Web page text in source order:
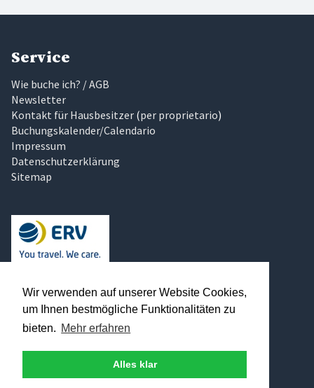
Wir verwenden auf unserer Website Cookies,
um Ihnen bestmögliche Funktionalitäten zu
bieten. Mehr erfahren
Alles klar
Service
Wie buche ich? / AGB
Newsletter
Kontakt für Hausbesitzer (per proprietario)
Buchungskalender/Calendario
Impressum
Datenschutzerklärung
Sitemap
Über uns
Unser Magazin
Kontakt aufnehmen
Urlaub bewerten